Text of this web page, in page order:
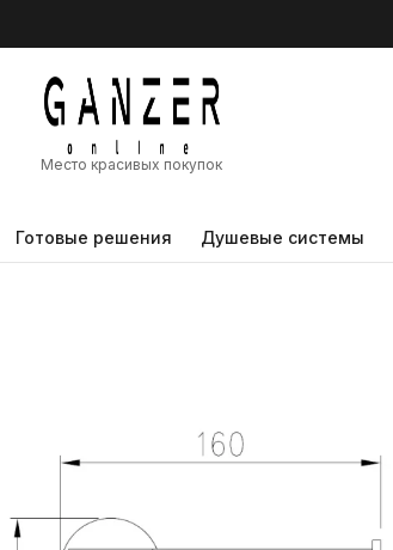
Место красивых покупок
Готовые решения Душевые системы